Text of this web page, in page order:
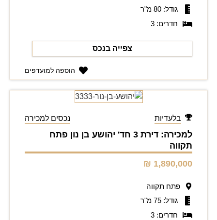
גודל: 80 מ"ר
חדרים: 3
צפייה בנכס
הוספה למועדפים
בלעדיות נכסים למכירה
למכירה: דירת 3 חד' יהושע בן נון פתח
תקווה
1,890,000 ₪
פתח תקווה
גודל: 75 מ"ר
חדרים: 3